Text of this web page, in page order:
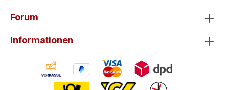
Forum
Informationen